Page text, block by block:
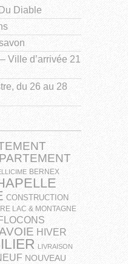
Diable
Ville d’arrivée 21
du 26 au 28
BERNEX
CONSTRUCTION
LAC & MONTAGNE
HIVER
LIVRAISON
NOUVEAU